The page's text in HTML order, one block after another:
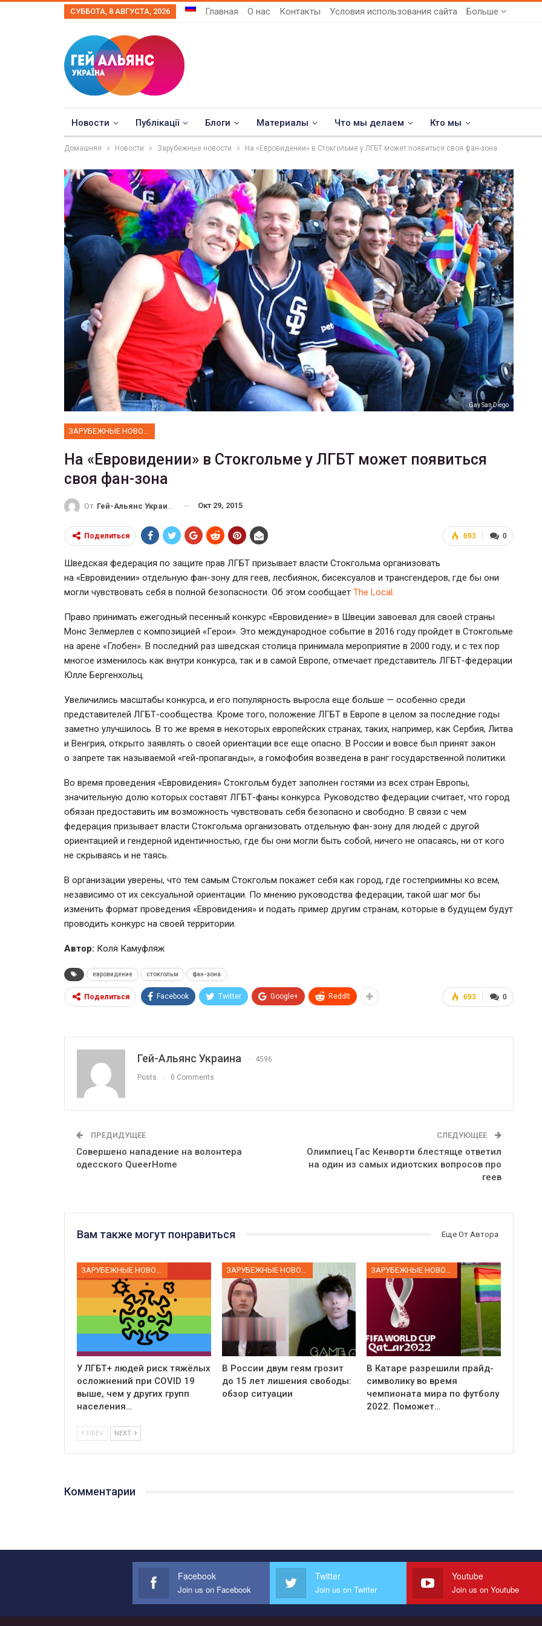
СУББОТА, 8 АВГУСТА, 2026 Главная О нас Контакты Условия использования сайта Больше
Новости Публікації Блоги Материалы Что мы делаем Кто мы
Домашняя Новости Зарубежные новости На «Евровидении» в Стокгольме у ЛГБТ может появиться своя фан-зона
Gay San Diego
ЗАРУБЕЖНЫЕ НОВОСТИ
На «Евровидении» в Стокгольме у ЛГБТ может появиться
своя фан-зона
От Гей-Альянс Украина Окт 29, 2015
0
693
Поделиться
Шведская федерация по защите прав ЛГБТ призывает власти Стокгольма организовать
на «Евровидении» отдельную фан-зону для геев, лесбиянок, бисексуалов и трансгендеров, где бы они
могли чувствовать себя в полной безопасности. Об этом сообщает The Local
Право принимать ежегодный песенный конкурс «Евровидение» в Швеции завоевал для своей страны
Монс Зелмерлев с композицией «Герои». Это международное событие в 2016 году пройдет в Стокгольме
на арене «Глобен». В последний раз шведская столица принимала мероприятие в 2000 году, и с тех пор
многое изменилось как внутри конкурса, так и в самой Европе, отмечает представитель ЛГБТ-федерации
Юлле Бергенхольц.
Увеличились масштабы конкурса, и его популярность выросла еще больше — особенно среди
представителей ЛГБТ-сообщества . Кроме того, положение ЛГБТ в Европе в целом за последние годы
заметно улучшилось. В то же время в некоторых европейских странах, таких, например, как Сербия, Литва
и Венгрия, открыто заявлять о своей ориентации все еще опасно. В России и вовсе был принят закон
о запрете так называемой «гей-пропаганды», а гомофобия возведена в ранг государственной политики.
Во время проведения «Евровидения» Стокгольм будет заполнен гостями из всех стран Европы,
значительную долю которых составят ЛГБТ-фаны конкурса. Руководство федерации считает, что город
обязан предоставить им возможность чувствовать себя безопасно и свободно. В связи с чем
федерация призывает власти Стокгольма организовать отдельную фан-зону для людей с другой
ориентацией и гендерной идентичностью, где бы они могли быть собой, ничего не опасаясь, ни от кого
не скрываясь и не таясь.
В организации уверены, что тем самым Стокгольм покажет себя как город, где гостеприимны ко всем,
независимо от их сексуальной ориентации. По мнению руководства федерации, такой шаг мог бы
изменить формат проведения «Евровидения» и подать пример другим странам, которые в будущем будут
проводить конкурс на своей территории.
Автор: Коля Камуфляж
евровидение стокгольм фан-зона
0
693
Поделиться Facebook Twitter Google+ ReddIt
Гей-Альянс Украина 4596
Posts 0 Comments
ПРЕДИДУЩЕЕ
Совершено нападение на волонтера
одесского QueerHome
СЛЕДУЮЩЕЕ
Олимпиец Гас Кенворти блестяще ответил
на один из самых идиотских вопросов про
геев
Вам также могут понравиться Еще От Автора
ЗАРУБЕЖНЫЕ НОВОСТИ
У ЛГБТ+ людей риск тяжёлых
осложнений при COVID 19
выше, чем у других групп
населения…
ЗАРУБЕЖНЫЕ НОВОСТИ
В России двум геям грозит
до 15 лет лишения свободы:
обзор ситуации
ЗАРУБЕЖНЫЕ НОВОСТИ
В Катаре разрешили прайд-
символику во время
чемпионата мира по футболу
2022. Поможет…
PREV NEXT
Комментарии
ФОТО
Прайд в Тель-Авиве собрал 200
тысяч участников
ГЕЙ-АЛЬЯНС УКРАИНА Июн 10, 2017 0
ФОТО
Военнослужащие-трансгендеры
ГЕЙ-АЛЬЯНС УКРАИНА Июл 27, 2017 0
Facebook
Join us on Facebook
Twitter
Join us on Twitter
Youtube
Join us on Youtube